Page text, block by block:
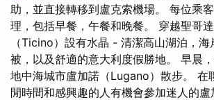
助，並直接轉移到盧克索機場。 每位乘
理，包括早餐，午餐和晚餐。 穿越聖哥
（Ticino）設有水晶 - 清潔高山湖泊，
被，以及舒適的意大利度假勝地。 早晨
地中海城市盧加諾（Lugano）散步。 在
閒時間和感興趣的人有機會參加迷人的